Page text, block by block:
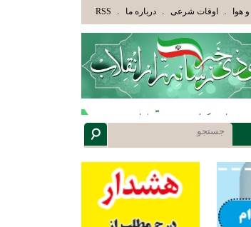
أُوْلُوا الْأَلْبَابِ» عاقلان هدایت یافته،حرفها را میشنوند و سپسهوا . اوقات شرعی . درباره ما .
RSS